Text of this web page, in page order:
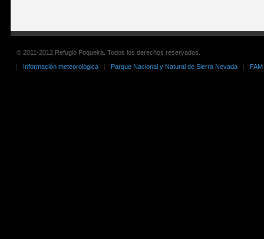
© 2011-2012 Refugio Poqueira. Todos los derechos reservados.
Información meteorológica
Parque Nacional y Natural de Sierra Nevada FAM